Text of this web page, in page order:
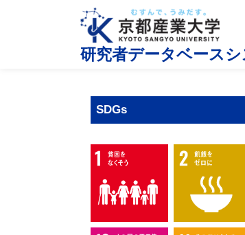
研究者データベース
SDGs